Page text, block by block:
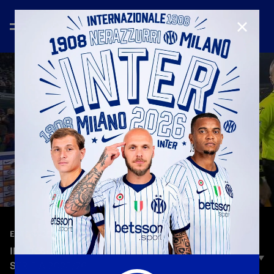
EXTENDED HIGHLIGHTS— 5 gen 2026
INTER 3-1 BOLOGNA | EXTENDED HIGHLIGHTS |
SERIE A 2025/26